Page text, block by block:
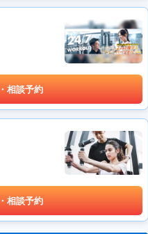
相談予約
相談予約